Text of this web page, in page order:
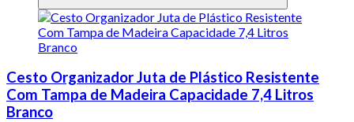
Cesto Organizador Juta de Plástico Resistente
Com Tampa de Madeira Capacidade 7,4 Litros
Branco